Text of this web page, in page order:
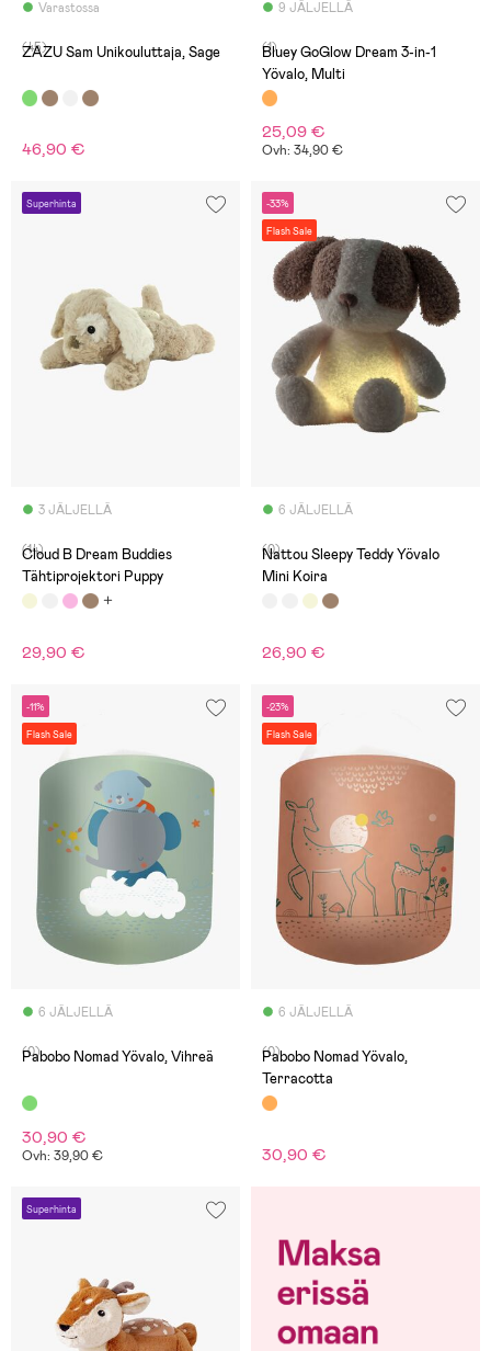
Varastossa
(45)
ZAZU Sam Unikouluttaja, Sage
46,90 €
9 JÄLJELLÄ
(1)
Bluey GoGlow Dream 3-in-1
Yövalo, Multi
25,09 €
Ovh: 34,90 €
Superhinta
3 JÄLJELLÄ
(14)
Cloud B Dream Buddies
Tähtiprojektori Puppy
29,90 €
-33%
Flash Sale
6 JÄLJELLÄ
(0)
Nattou Sleepy Teddy Yövalo
Mini Koira
26,90 €
-11%
Flash Sale
6 JÄLJELLÄ
(0)
Pabobo Nomad Yövalo, Vihreä
30,90 €
Ovh: 39,90 €
-23%
Flash Sale
6 JÄLJELLÄ
(0)
Pabobo Nomad Yövalo,
Terracotta
30,90 €
Superhinta